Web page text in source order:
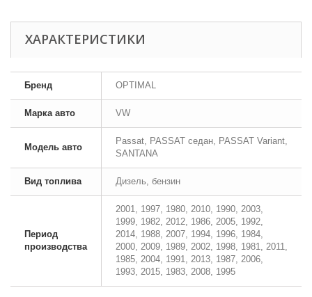
ХАРАКТЕРИСТИКИ
Бренд OPTIMAL
Марка авто VW
Модель авто
Passat, PASSAT седан, PASSAT Variant,
SANTANA
Вид топлива Дизель, бензин
Период
производства
2001, 1997, 1980, 2010, 1990, 2003,
1999, 1982, 2012, 1986, 2005, 1992,
2014, 1988, 2007, 1994, 1996, 1984,
2000, 2009, 1989, 2002, 1998, 1981, 2011,
1985, 2004, 1991, 2013, 1987, 2006,
1993, 2015, 1983, 2008, 1995